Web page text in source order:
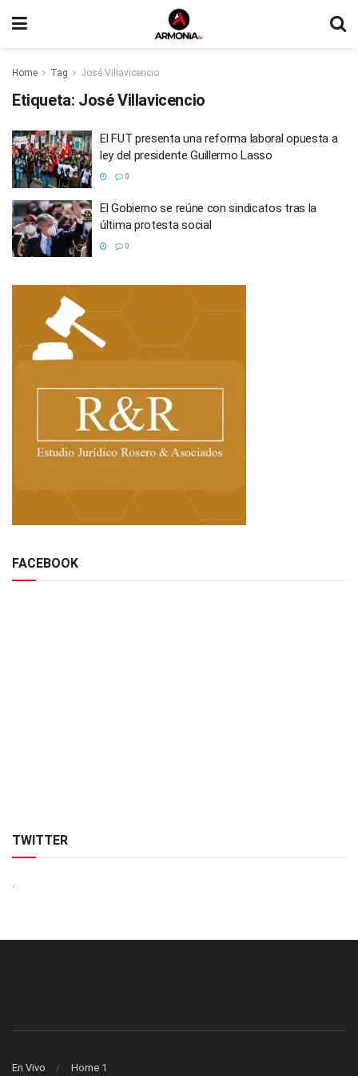
Home Tag José Villavicencio
Etiqueta: José Villavicencio
El FUT presenta una reforma laboral opuesta a
ley del presidente Guillermo Lasso
0
El Gobierno se reúne con sindicatos tras la
última protesta social
0
FACEBOOK
TWITTER
En Vivo Home 1